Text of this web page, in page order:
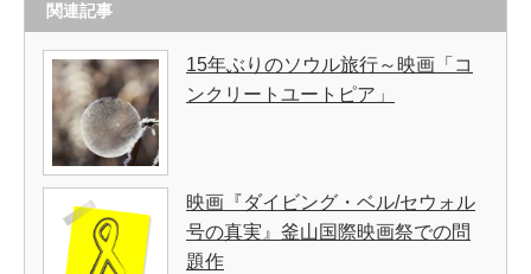
関連記事
15年ぶりのソウル旅行～映画「コ
ンクリートユートピア」
映画『ダイビング・ベル/セウォル
号の真実』釜山国際映画祭での問
題作